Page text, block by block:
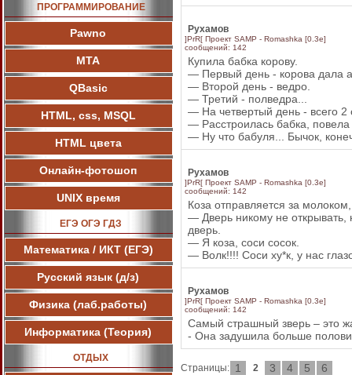
ПРОГРАММИРОВАНИЕ
Pawnо
МТА
QBasic
HTML, css, MSQL
HTML цвета
Онлайн-фотошоп
UNIX время
ЕГЭ ОГЭ ГДЗ
Математика / ИКТ (ЕГЭ)
Русский язык (д/з)
Физика (лаб.работы)
Информатика (Теория)
ОТДЫХ
Рухамов
]PrR[ Проект SAMP - Romashka [0.3e]
сообщений: 142
Купила бабка корову.
— Первый день - корова дала
— Второй день - ведро.
— Третий - полведра...
— На четвертый день - всего 2
— Расстроилась бабка, повела
— Ну что бабуля... Бычок,
Рухамов
]PrR[ Проект SAMP - Romashka [0.3e]
сообщений: 142
Коза отправляется за
— Дверь никому не открывать,
дверь.
— Я коза, соси сосок.
— Волк!!!! Соси ху*к, у нас
Рухамов
]PrR[ Проект SAMP - Romashka [0.3e]
сообщений: 142
Самый страшный зверь – это
- Она задушила больше
Страницы: 1 2 3 4 5 6